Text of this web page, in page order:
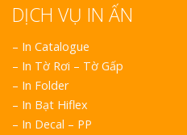
DỊCH VỤ IN ẤN
– In Catalogue
– In Tờ Rơi – Tờ Gấp
– In Folder
– In Bạt Hiflex
– In Decal – PP